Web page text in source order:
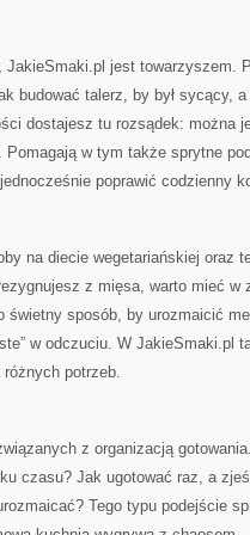
JakieSmaki.pl jest towarzyszem.
budować talerz, by był sycący, a
dostajesz tu rozsądek: można
w tym także sprytne
poprawić codzienny
na diecie wegetariańskiej oraz
z mięsa, warto mieć w
świetny sposób, by urozmaicić
w odczuciu. W JakieSmaki.pl
potrzeb.
z organizacją
czasu? Jak ugotować raz, a
Tego typu podejście